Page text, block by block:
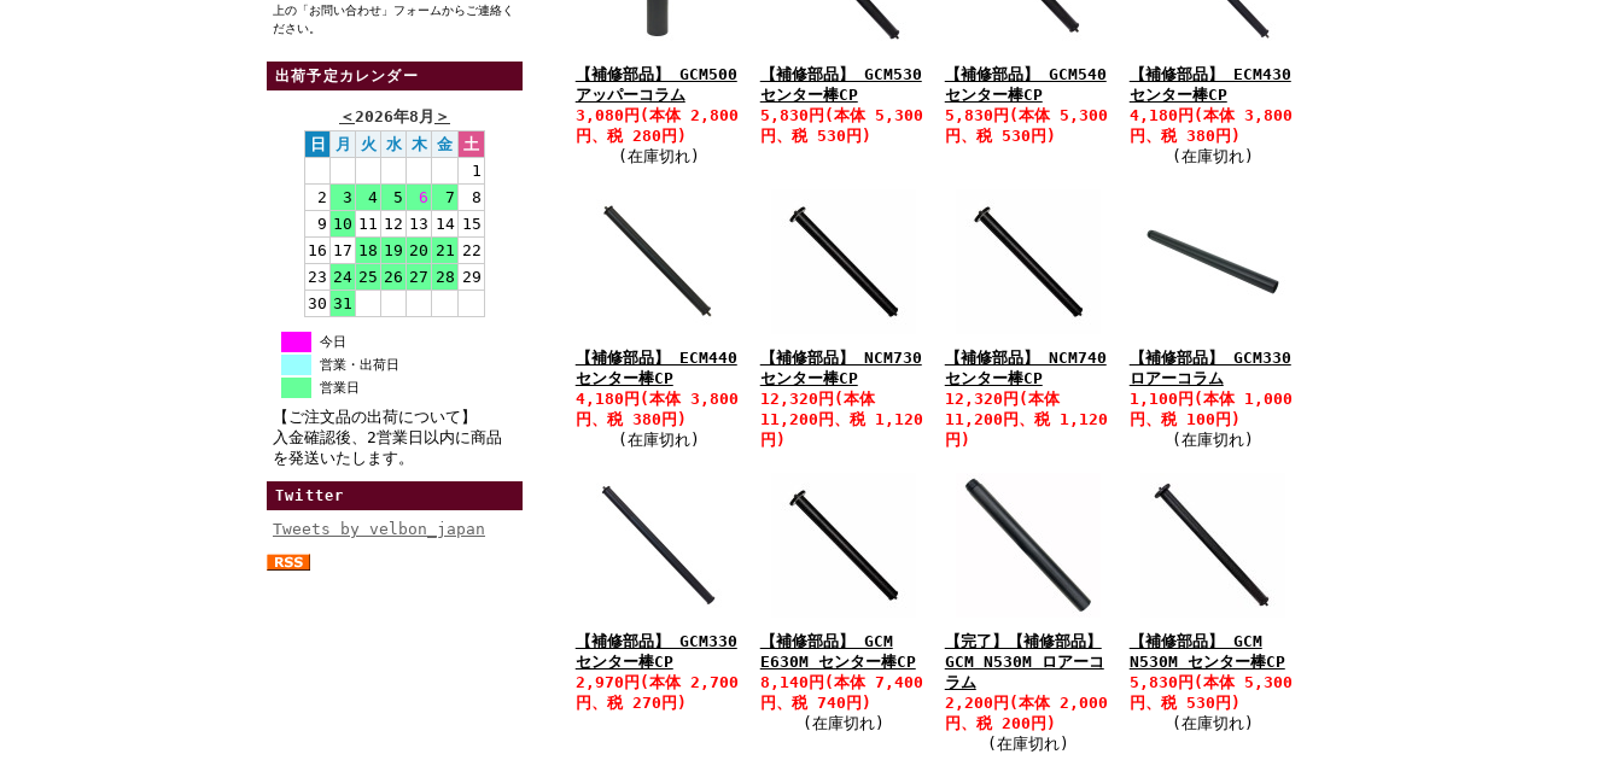
上の「お問い合わせ」フォームからご連絡く
ださい。
出荷予定カレンダー
＜2026年8月 ＞
日
月 火 水 木 金 土
1
2
3 4 5 6 7
8
9 10 11 12 13 14 15
16 17 18 19 20 21 22
23 24 25 26 27 28 29
30 31
今日
営業・出荷日
営業日
【ご注文品の出荷について】
入金確認後、2営業日以内に商品
を発送いたします。
Twitter
Tweets by velbon_japan
【補修部品】 GCM500
アッパーコラム
3,080円(本体 2,800
円、税 280円)
(在庫切れ)
【補修部品】 GCM530
センター棒CP
5,830円(本体 5,300
円、税 530円)
【補修部品】 GCM540
センター棒CP
5,830円(本体 5,300
円、税 530円)
【補修部品】 ECM430
センター棒CP
4,180円(本体 3,800
円、税 380円)
(在庫切れ)
【補修部品】 ECM440
センター棒CP
4,180円(本体 3,800
円、税 380円)
(在庫切れ)
【補修部品】 NCM730
センター棒CP
12,320円(本体
11,200円、税 1,120
円)
【補修部品】 NCM740
センター棒CP
12,320円(本体
11,200円、税 1,120
円)
【補修部品】 GCM330
ロアーコラム
1,100円(本体 1,000
円、税 100円)
(在庫切れ)
【補修部品】 GCM330
センター棒CP
2,970円(本体 2,700
円、税 270円)
【補修部品】 GCM
E630M センター棒CP
8,140円(本体 7,400
円、税 740円)
(在庫切れ)
【完了】【補修部品】
GCM N530M ロアーコ
ラム
2,200円(本体 2,000
円、税 200円)
(在庫切れ)
【補修部品】 GCM
N530M センター棒CP
5,830円(本体 5,300
円、税 530円)
(在庫切れ)